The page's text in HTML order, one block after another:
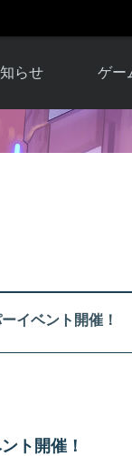
らせ
らせ一覧
ゲー
ソウ
アップ
イベント開催！
ト開催！